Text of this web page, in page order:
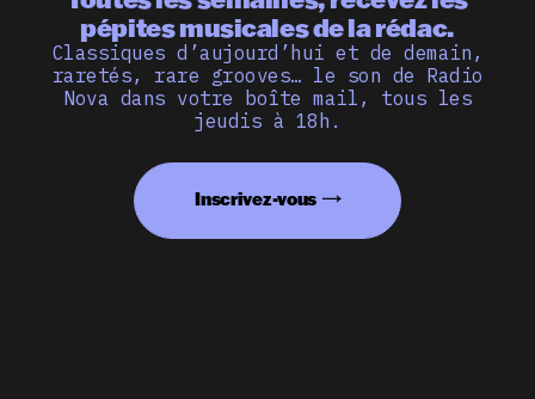
pépites musicales de la rédac.
Classiques d’aujourd’hui et de demain,
raretés, rare grooves… le son de Radio
Nova dans votre boîte mail, tous les
jeudis à 18h.
Inscrivez-vous